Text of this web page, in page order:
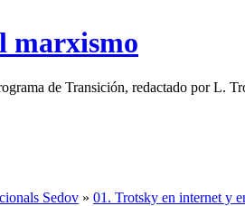
marxismo
de Transición, redactado por L.
Sedov » 01. Trotsky en internet y